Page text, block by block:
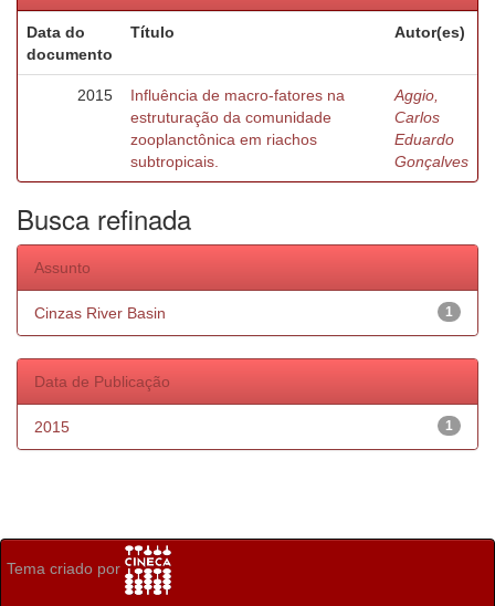
Data do
documento
Título Autor(es)
2015
Influência de macro-fatores na
estruturação da comunidade
zooplanctônica em riachos
subtropicais.
Aggio,
Carlos
Eduardo
Gonçalves
Busca refinada
Assunto
1
Cinzas River Basin
Data de Publicação
1
2015
Tema criado por